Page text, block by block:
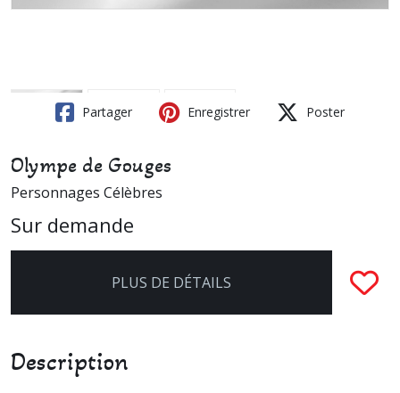
Partager Enregistrer Poster
Olympe de Gouges
Personnages Célèbres
Sur demande
PLUS DE DÉTAILS
Description